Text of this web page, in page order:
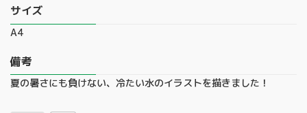
サイズ
A4
備考
夏の暑さにも負けない、冷たい水のイラストを描きました！